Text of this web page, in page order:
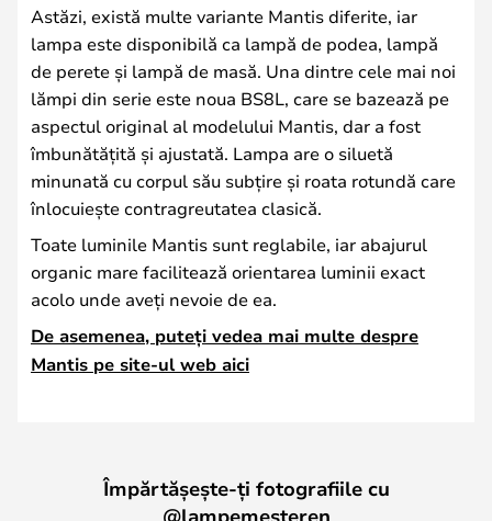
Astăzi, există multe variante Mantis diferite, iar
lampa este disponibilă ca lampă de podea, lampă
de perete și lampă de masă. Una dintre cele mai noi
lămpi din serie este noua BS8L, care se bazează pe
aspectul original al modelului Mantis, dar a fost
îmbunătățită și ajustată. Lampa are o siluetă
minunată cu corpul său subțire și roata rotundă care
înlocuiește contragreutatea clasică.
Toate luminile Mantis sunt reglabile, iar abajurul
organic mare facilitează orientarea luminii exact
acolo unde aveți nevoie de ea.
De asemenea, puteți vedea mai multe despre
Mantis pe site-ul web aici
Împărtășește-ți fotografiile cu
@lampemesteren